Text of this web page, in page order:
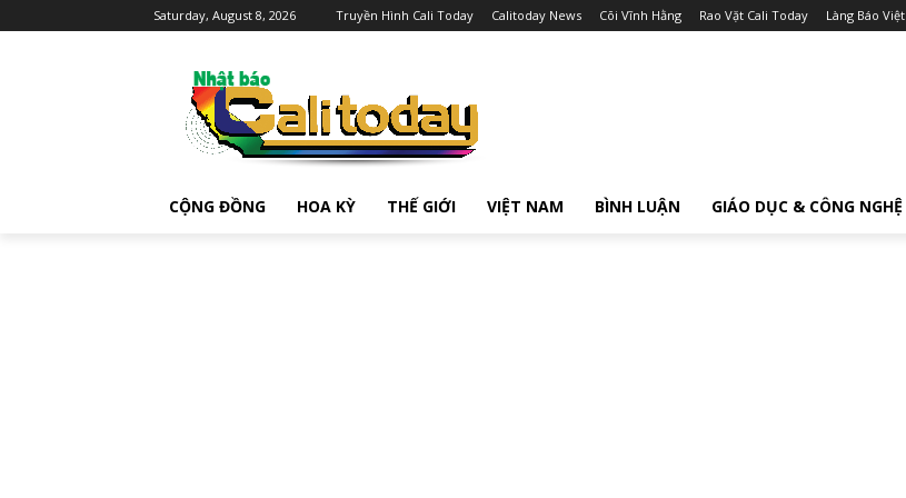
Saturday, August 8, 2026 Truyền Hình Cali Today Calitoday News Cõi Vĩnh Hằng Rao Vặt Cali Today Làng Báo Việt
CỘNG ĐỒNG HOA KỲ THẾ GIỚI VIỆT NAM BÌNH LUẬN GIÁO DỤC & CÔNG NGHỆ